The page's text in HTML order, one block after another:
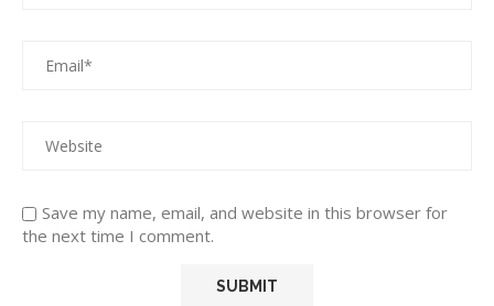
Save my name, email, and website in this browser for
the next time I comment.